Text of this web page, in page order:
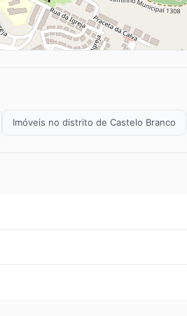
Imóveis no distrito de Castelo Branco